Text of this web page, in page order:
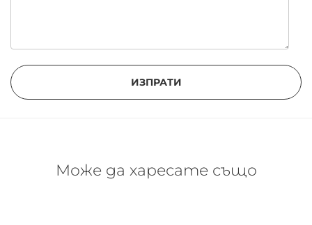
ИЗПРАТИ
Може да харесате също